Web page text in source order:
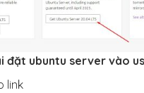
đặt ubuntu server vào
link